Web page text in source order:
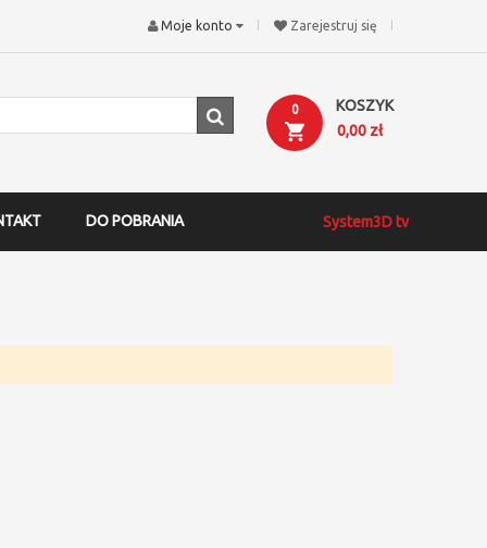
Zarejestruj się
Moje konto
KOSZYK
0
0,00 zł
DO POBRANIA System3D tv